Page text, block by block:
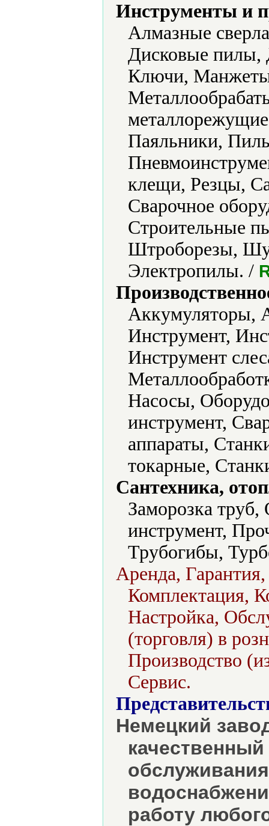
Инструменты и
Алмазные
Дисковые пилы,
Ключи,
Паяльники,
клещи, Резцы,
Сварочное
Строительные
Штроборезы,
Электропилы. /
Аккумуляторы,
Инструмент,
Инструмент
Насосы,
инструмент,
аппараты,
токарные,
Сантехника,
Заморозка
инструмент,
Трубогибы,
Аренда,
Комплектация,
Настройка,
(торговля) в
Производство
Сервис.
Немецкий
работу